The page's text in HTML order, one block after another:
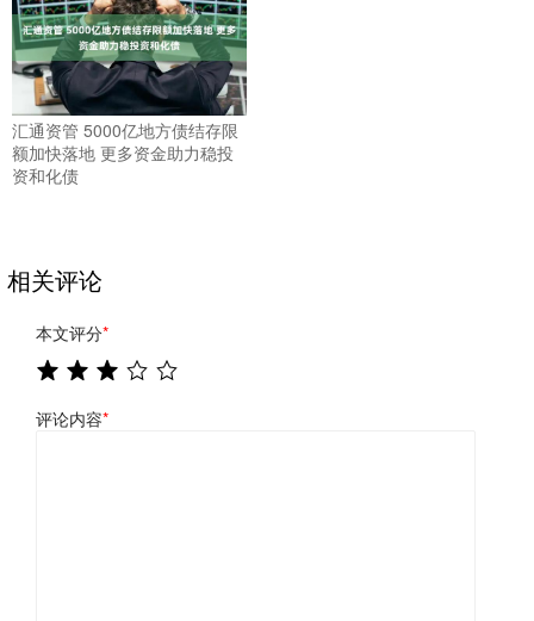
汇通资管 5000亿地方债结存限
额加快落地 更多资金助力稳投
资和化债
相关评论
本文评分*
评论内容*